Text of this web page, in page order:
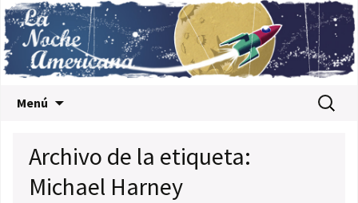
Menú Buscar:
Archivo de la etiqueta:
Michael Harney